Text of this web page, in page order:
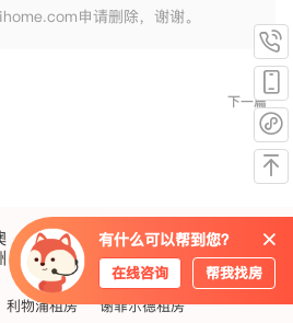
申请删除，谢谢。
下一篇
美
国
中国
香港
爱尔
兰
新西
兰
新加
坡
利物浦租房
谢菲尔德租房
有什么可以帮到您？
在线咨询 帮我找房